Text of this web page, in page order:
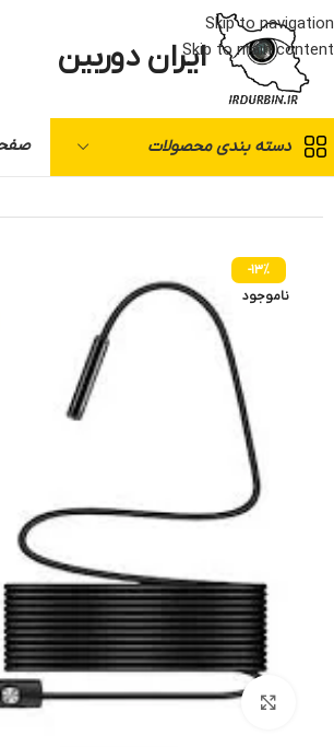
Skip to navigation
Skip to main contentایران دوربین
دسته بندی محصولات
-13%
ناموجود
بزرگنمایی تصویر